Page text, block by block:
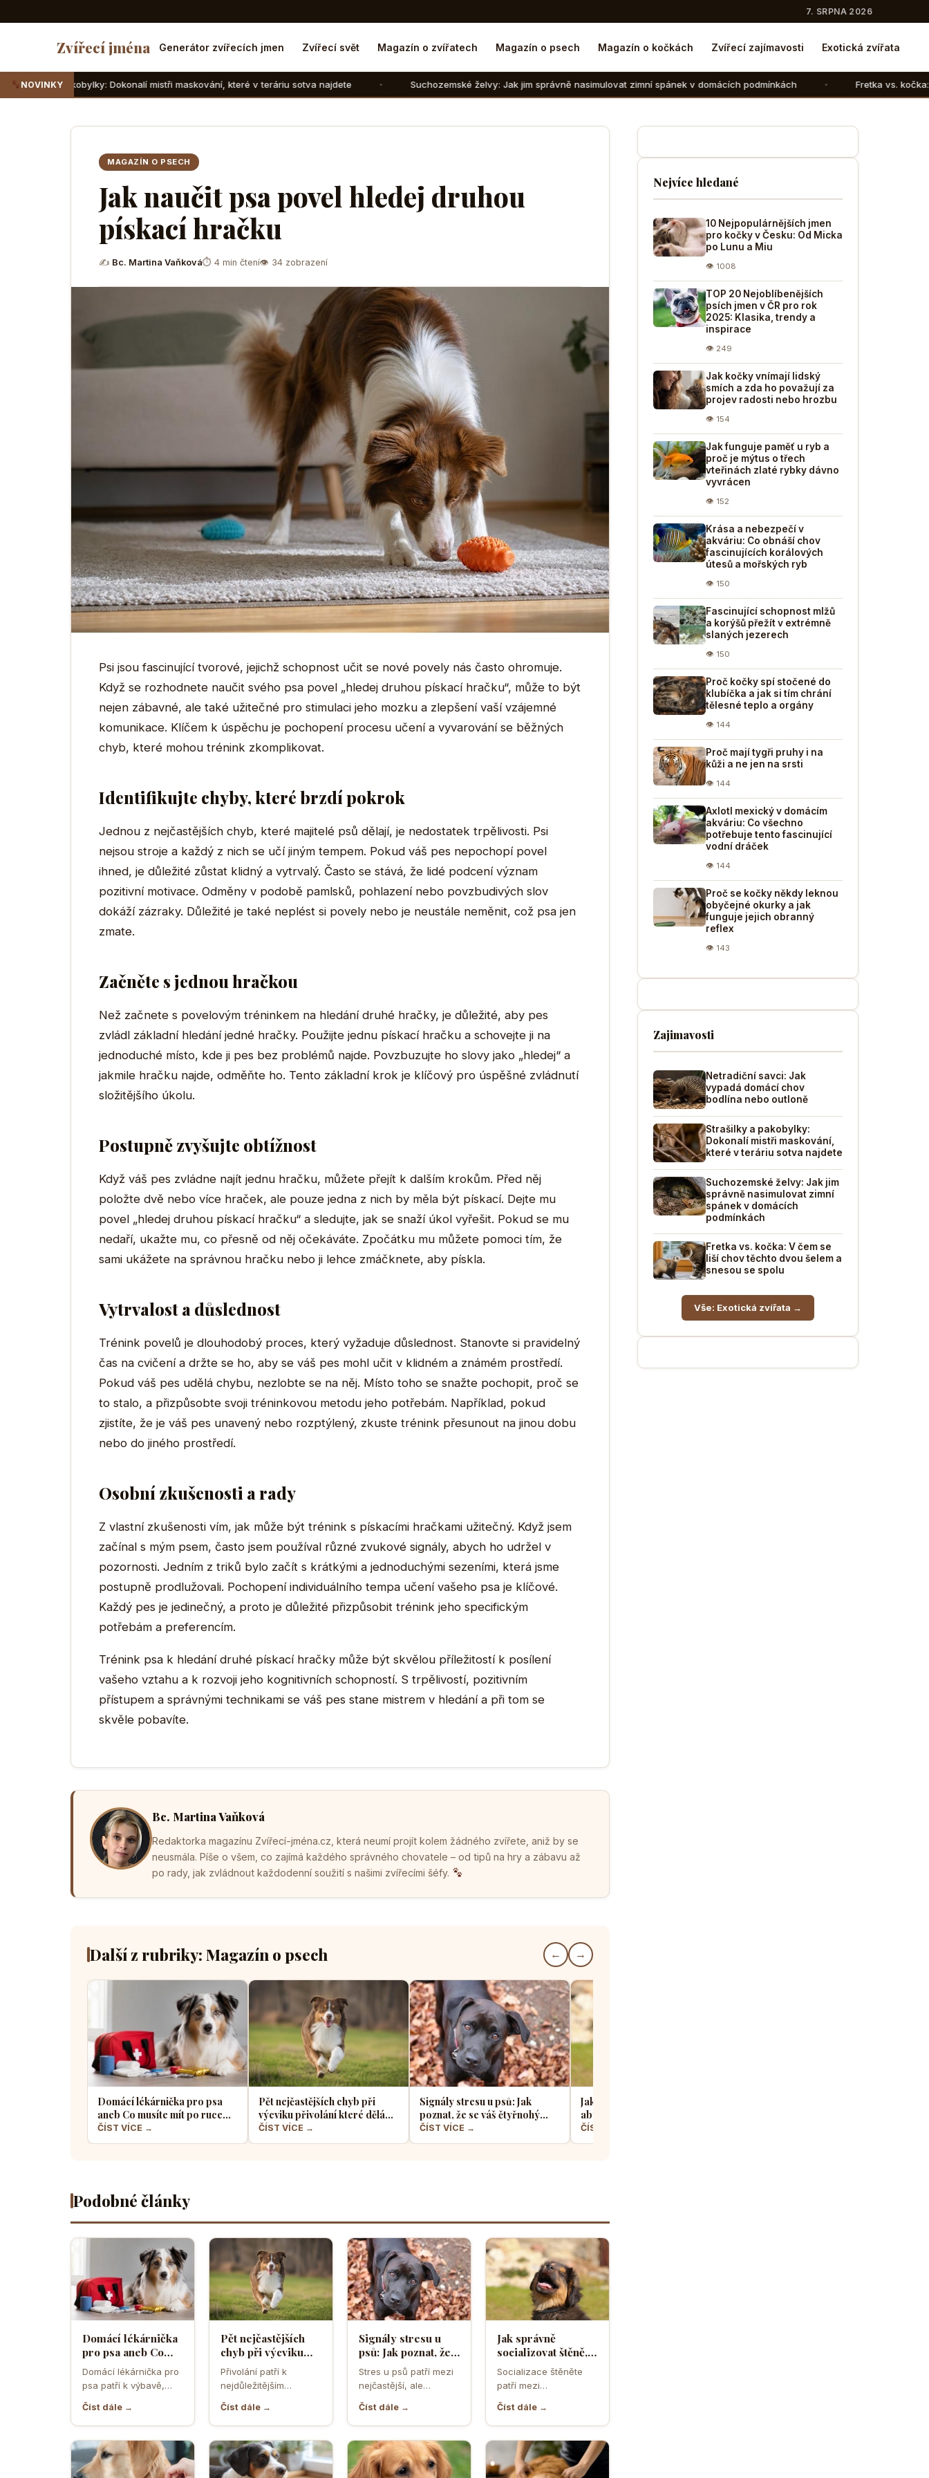
7. SRPNA 2026
Zvířecí jména Generátor zvířecích jmen Zvířecí svět Magazín o zvířatech Magazín o psech Magazín o kočkách Zvířecí zajímavosti Exotická zvířata
NOVINKY
Dokonalí mistři maskování, které v teráriu sotva najdete Suchozemské želvy: Jak jim správně nasimulovat zimní spánek v domácích podmínkách Fretka vs. kočka: V čem se liší
MAGAZÍN O PSECH
Jak naučit psa povel hledej druhou
pískací hračku
✍ Bc. Martina Vaňková⏱ 4 min čtení👁 34 zobrazení
Psi jsou fascinující tvorové, jejichž schopnost učit se nové povely nás často ohromuje.
Když se rozhodnete naučit svého psa povel „hledej druhou pískací hračku“, může to být
nejen zábavné, ale také užitečné pro stimulaci jeho mozku a zlepšení vaší vzájemné
komunikace. Klíčem k úspěchu je pochopení procesu učení a vyvarování se běžných
chyb, které mohou trénink zkomplikovat.
Identifikujte chyby, které brzdí pokrok
Jednou z nejčastějších chyb, které majitelé psů dělají, je nedostatek trpělivosti. Psi
nejsou stroje a každý z nich se učí jiným tempem. Pokud váš pes nepochopí povel
ihned, je důležité zůstat klidný a vytrvalý. Často se stává, že lidé podcení význam
pozitivní motivace. Odměny v podobě pamlsků, pohlazení nebo povzbudivých slov
dokáží zázraky. Důležité je také neplést si povely nebo je neustále neměnit, což psa jen
zmate.
Začněte s jednou hračkou
Než začnete s povelovým tréninkem na hledání druhé hračky, je důležité, aby pes
zvládl základní hledání jedné hračky. Použijte jednu pískací hračku a schovejte ji na
jednoduché místo, kde ji pes bez problémů najde. Povzbuzujte ho slovy jako „hledej“ a
jakmile hračku najde, odměňte ho. Tento základní krok je klíčový pro úspěšné zvládnutí
složitějšího úkolu.
Postupně zvyšujte obtížnost
Když váš pes zvládne najít jednu hračku, můžete přejít k dalším krokům. Před něj
položte dvě nebo více hraček, ale pouze jedna z nich by měla být pískací. Dejte mu
povel „hledej druhou pískací hračku“ a sledujte, jak se snaží úkol vyřešit. Pokud se mu
nedaří, ukažte mu, co přesně od něj očekáváte. Zpočátku mu můžete pomoci tím, že
sami ukážete na správnou hračku nebo ji lehce zmáčknete, aby pískla.
Vytrvalost a důslednost
Trénink povelů je dlouhodobý proces, který vyžaduje důslednost. Stanovte si pravidelný
čas na cvičení a držte se ho, aby se váš pes mohl učit v klidném a známém prostředí.
Pokud váš pes udělá chybu, nezlobte se na něj. Místo toho se snažte pochopit, proč se
to stalo, a přizpůsobte svoji tréninkovou metodu jeho potřebám. Například, pokud
zjistíte, že je váš pes unavený nebo rozptýlený, zkuste trénink přesunout na jinou dobu
nebo do jiného prostředí.
Osobní zkušenosti a rady
Z vlastní zkušenosti vím, jak může být trénink s pískacími hračkami užitečný. Když jsem
začínal s mým psem, často jsem používal různé zvukové signály, abych ho udržel v
pozornosti. Jedním z triků bylo začít s krátkými a jednoduchými sezeními, která jsme
postupně prodlužovali. Pochopení individuálního tempa učení vašeho psa je klíčové.
Každý pes je jedinečný, a proto je důležité přizpůsobit trénink jeho specifickým
potřebám a preferencím.
Trénink psa k hledání druhé pískací hračky může být skvělou příležitostí k posílení
vašeho vztahu a k rozvoji jeho kognitivních schopností. S trpělivostí, pozitivním
přístupem a správnými technikami se váš pes stane mistrem v hledání a při tom se
skvěle pobavíte.
Bc. Martina Vaňková
Redaktorka magazínu Zvířecí-jména.cz, která neumí projít kolem žádného zvířete, aniž by se
neusmála. Píše o všem, co zajímá každého správného chovatele – od tipů na hry a zábavu až
po rady, jak zvládnout každodenní soužití s našimi zvířecími šéfy.
Další z rubriky: Magazín o psech ← →
Domácí lékárnička pro psa
aneb Co musíte mít po ruce
pro případ nouze
ČÍST VÍCE →
Pět nejčastějších chyb při
výcviku přivolání které dělá
většina pejskařů
ČÍST VÍCE →
Signály stresu u psů: Jak
poznat, že se váš čtyřnohý
přítel necítí komfortně
ČÍST VÍCE →
Jak správně socializovat štěně,
aby z něj vyrostl sebevědomý
a klidný pes
ČÍST VÍCE →
Podobné články
Domácí lékárnička
pro psa aneb Co
musíte mít po ruce
pro případ nouze
Domácí lékárnička pro
psa patří k výbavě,
rozhodující chvíli
ušetřit čas,…
Číst dále →
Pět nejčastějších
chyb při výcviku
přivolání které dělá
většina pejskařů
Přivolání patří k
nejdůležitějším
protože rozhoduje o
bezpečí, pohodě i o
tom,…
Číst dále →
Signály stresu u
psů: Jak poznat, že
se váš čtyřnohý
přítel necítí
komfortně
Stres u psů patří mezi
nejčastější, ale
nejpodceňovanější
problémy každodenní
péče. Může se…
Číst dále →
Jak správně
socializovat štěně,
aby z něj vyrostl
sebevědomý a
klidný pes
Socializace štěněte
patří mezi
prvních měsíců života.
Právě v tomto období
se…
Číst dále →
Nejvíce hledané
10 Nejpopulárnějších jmen
pro kočky v Česku: Od Micka
po Lunu a Miu
👁 1008
TOP 20 Nejoblíbenějších
psích jmen v ČR pro rok
2025: Klasika, trendy a
inspirace
👁 249
Jak kočky vnímají lidský
smích a zda ho považují za
projev radosti nebo hrozbu
👁 154
Jak funguje paměť u ryb a
proč je mýtus o třech
vteřinách zlaté rybky dávno
vyvrácen
👁 152
Krása a nebezpečí v
akváriu: Co obnáší chov
fascinujících korálových
útesů a mořských ryb
👁 150
Fascinující schopnost mlžů
a korýšů přežít v extrémně
slaných jezerech
👁 150
Proč kočky spí stočené do
klubíčka a jak si tím chrání
tělesné teplo a orgány
👁 144
Proč mají tygři pruhy i na
kůži a ne jen na srsti
👁 144
Axlotl mexický v domácím
akváriu: Co všechno
potřebuje tento fascinující
vodní dráček
👁 144
Proč se kočky někdy leknou
obyčejné okurky a jak
funguje jejich obranný
reflex
👁 143
Zajimavosti
Netradiční savci: Jak
vypadá domácí chov
bodlína nebo outloně
Strašilky a pakobylky:
Dokonalí mistři maskování,
které v teráriu sotva najdete
Suchozemské želvy: Jak jim
správně nasimulovat zimní
spánek v domácích
podmínkách
Fretka vs. kočka: V čem se
liší chov těchto dvou šelem a
snesou se spolu
Vše: Exotická zvířata →